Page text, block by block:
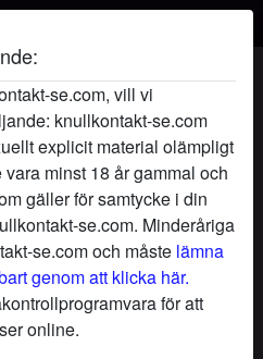
se.com, vill vi
knullkontakt-se.com
explicit material olämpligt
minst 18 år gammal och
gäller för samtycke i din
se.com. Minderåriga
se.com och måste lämna
genom att klicka här.
för att
online.